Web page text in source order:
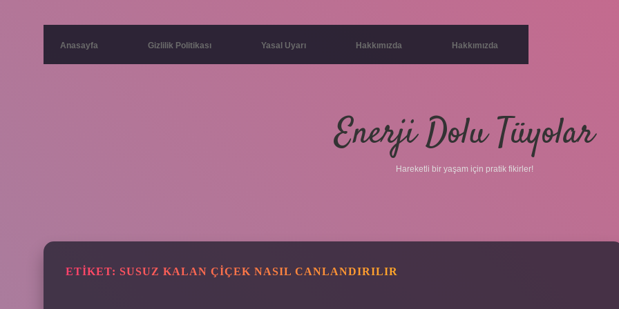
Anasayfa Gizlilik Politikası Yasal Uyarı Hakkımızda Hakkımızda
Enerji Dolu Tüyolar
Hareketli bir yaşam için pratik fikirler!
ETIKET: SUSUZ KALAN ÇIÇEK NASIL CANLANDIRILIR